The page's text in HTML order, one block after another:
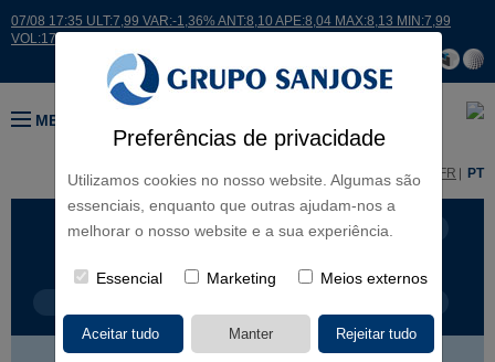
Preferências de privacidade
Utilizamos cookies no nosso website. Algumas são
essenciais, enquanto que outras ajudam-nos a
melhorar o nosso website e a sua experiência.
Essencial Marketing Meios externos
07/08 17:35 ULT:7,99 VAR:-1,36% ANT:8,10 APE:8,04 MAX:8,13 MIN:7,99
VOL:17664
MENU
EN FR PT
LINHAS DE NEGÓCIO CONTINENTES